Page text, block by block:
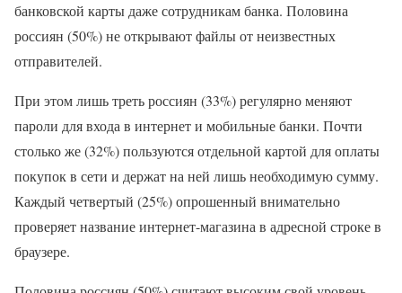
банковской карты даже сотрудникам банка. Половина
россиян (50%) не открывают файлы от неизвестных
отправителей.
При этом лишь треть россиян (33%) регулярно меняют
пароли для входа в интернет и мобильные банки. Почти
столько же (32%) пользуются отдельной картой для оплаты
покупок в сети и держат на ней лишь необходимую сумму.
Каждый четвертый (25%) опрошенный внимательно
проверяет название интернет-магазина в адресной строке в
браузере.